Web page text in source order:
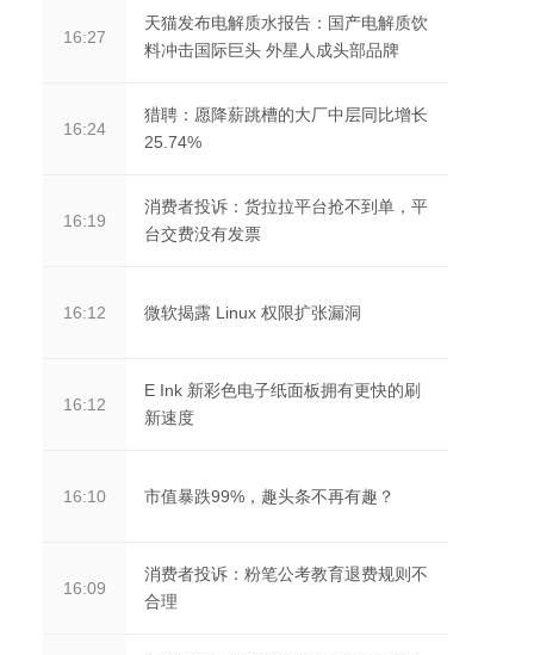
16:27
天猫发布电解质水报告：国产电解质饮
料冲击国际巨头 外星人成头部品牌
16:24
猎聘：愿降薪跳槽的大厂中层同比增长
25.74%
16:19
消费者投诉：货拉拉平台抢不到单，平
台交费没有发票
16:12 微软揭露 Linux 权限扩张漏洞
16:12
E Ink 新彩色电子纸面板拥有更快的刷
新速度
16:10 市值暴跌99%，趣头条不再有趣？
16:09
消费者投诉：粉笔公考教育退费规则不
合理